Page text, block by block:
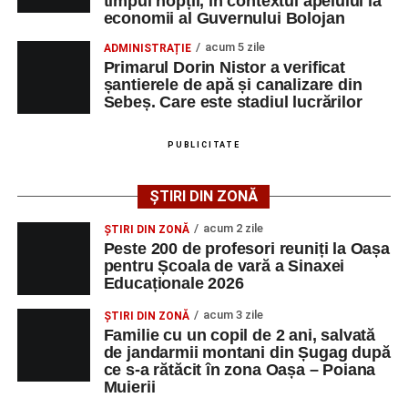
cea de-a III-a ediție a concursului „CicloAventurier
de Sebeș”
Primul concert din cadrul String Symphonic Camp
2026 a adus emoție și aplauze la Sebeș
au venit la Sebeș și au susținut un recital apreciat de
tinerilor muzicieni și munca depusă în cadrul taberei, iar
spectatorii au răsplătit prestațiile cu aplauze îndelungate.
economii al Guvernului Bolojan
ADMINISTRAȚIE acum 5 zile
Primarul Dorin Nistor a verificat
șantierele de apă și canalizare din
Sebeș. Care este stadiul lucrărilor
PUBLICITATE
ȘTIRI DIN ZONĂ
ȘTIRI DIN ZONĂ acum 2 zile
Peste 200 de profesori reuniți la Oașa
pentru Școala de vară a Sinaxei
Educaționale 2026
ȘTIRI DIN ZONĂ acum 3 zile
Familie cu un copil de 2 ani, salvată
de jandarmii montani din Șugag după
ce s-a rătăcit în zona Oașa – Poiana
Muierii